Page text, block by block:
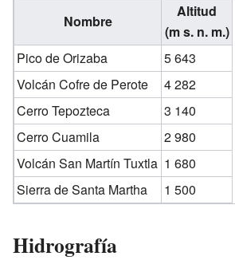
Nombre
Altitud
(m s. n. m.)
Pico de Orizaba
5 643
Volcán Cofre de Perote
4 282
Cerro Tepozteca
3 140
Cerro Cuamila
2 980
Volcán San Martín Tuxtla 1 680
Sierra de Santa Martha
1 500
Hidrografía